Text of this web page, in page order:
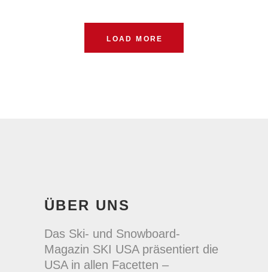
LOAD MORE
ÜBER UNS
Das Ski- und Snowboard-
Magazin SKI USA präsentiert die
USA in allen Facetten –